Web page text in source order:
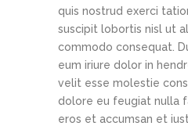
quis nostrud exerci
suscipit lobortis nisl ut
commodo consequat.
eum iriure dolor in
velit esse molestie
dolore eu feugiat nulla
eros et accumsan et